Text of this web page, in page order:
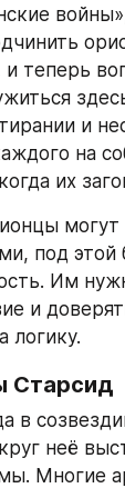
теперь
и
на
их
могут
под этой
Им
и
логику.
Старсид
в
неё
Многие